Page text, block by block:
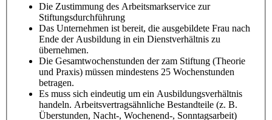
Die Zustimmung des Arbeitsmarkservice zur
Stiftungsdurchführung
Das Unternehmen ist bereit, die ausgebildete Frau nach
Ende der Ausbildung in ein Dienstverhältnis zu
übernehmen.
Die Gesamtwochenstunden der zam Stiftung (Theorie
und Praxis) müssen mindestens 25 Wochenstunden
betragen.
Es muss sich eindeutig um ein Ausbildungsverhältnis
handeln. Arbeitsvertragsähnliche Bestandteile (z. B.
Überstunden, Nacht-, Wochenend-, Sonntagsarbeit)